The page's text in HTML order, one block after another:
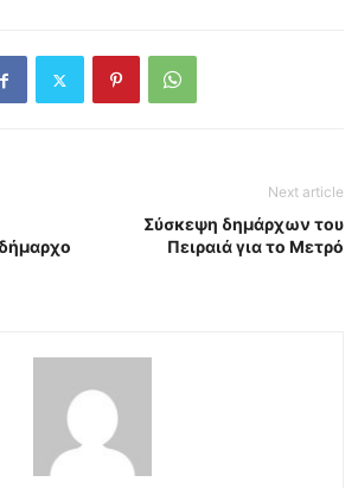
Next article
Σύσκεψη δημάρχων του
Πειραιά για το Μετρό